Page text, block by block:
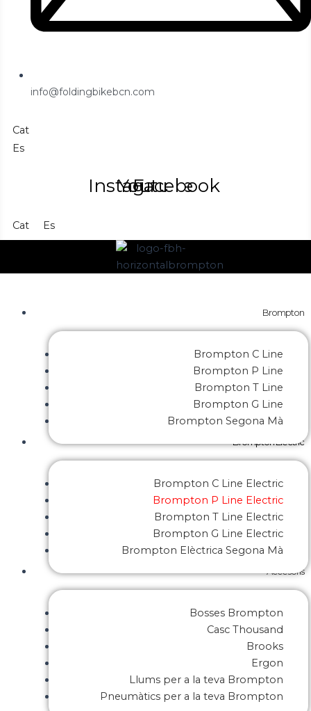
info@foldingbikebcn.com
Cat
Es
Instagram
Youtube
Facebook
Cat Es
Brompton
Brompton C Line
Brompton P Line
Brompton T Line
Brompton G Line
Brompton Segona Mà
Brompton Electric
Brompton C Line Electric
Brompton P Line Electric
Brompton T Line Electric
Brompton G Line Electric
Brompton Elèctrica Segona Mà
Accesoris
Bosses Brompton
Casc Thousand
Brooks
Ergon
Llums per a la teva Brompton
Pneumàtics per a la teva Brompton